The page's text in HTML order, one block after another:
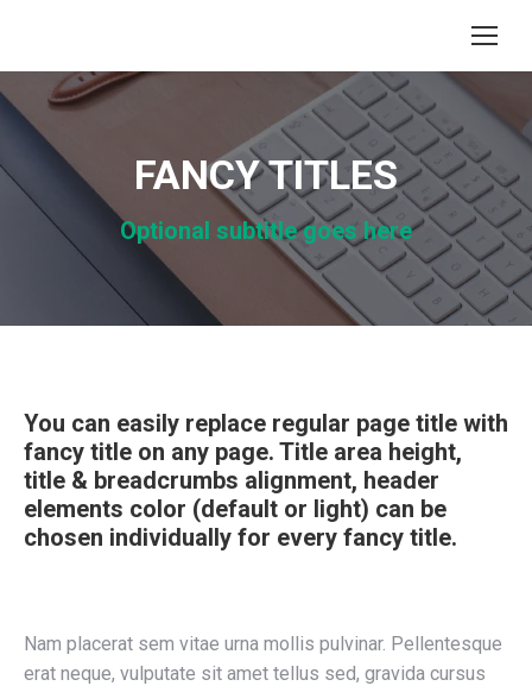
FANCY TITLES
Optional subtitle goes here
You can easily replace regular page title with
fancy title on any page. Title area height,
title & breadcrumbs alignment, header
elements color (default or light) can be
chosen individually for every fancy title.
Nam placerat sem vitae urna mollis pulvinar. Pellentesque
erat neque, vulputate sit amet tellus sed, gravida cursus